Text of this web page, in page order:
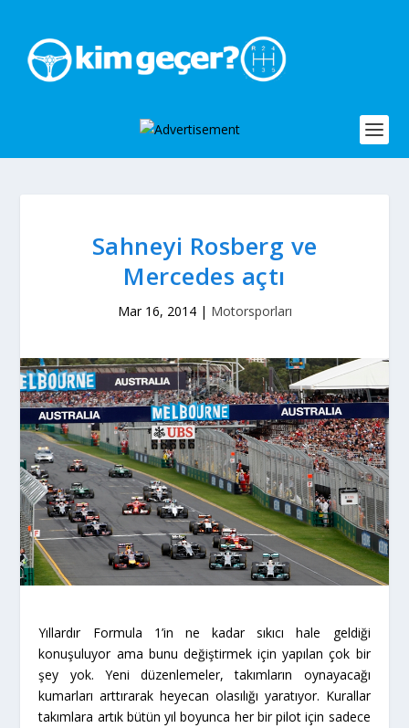
Sahneyi Rosberg ve
Mercedes açtı
Mar 16, 2014| Motorsporları
Yıllardır Formula 1’in ne kadar sıkıcı hale geldiği
konuşuluyor ama bunu değiştirmek için yapılan çok bir
şey yok. Yeni düzenlemeler, takımların oynayacağı
kumarları arttırarak heyecan olasılığı yaratıyor. Kurallar
takımlara artık bütün yıl boyunca her bir pilot için sadece